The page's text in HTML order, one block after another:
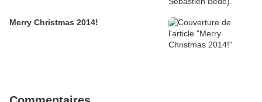
Merry Christmas 2014!